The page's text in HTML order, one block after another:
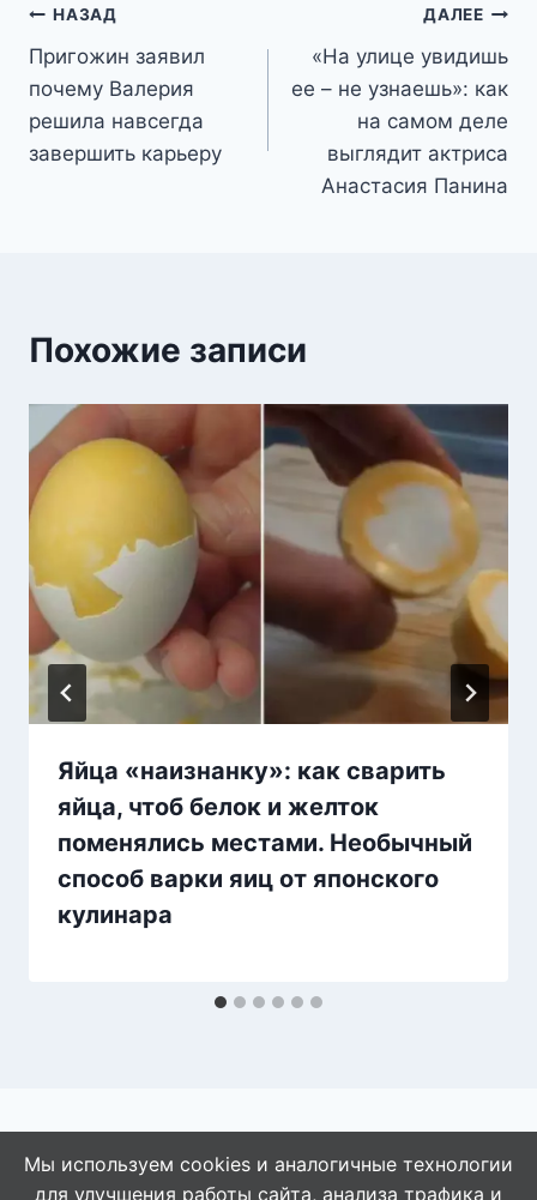
Навигация
по
записям
НАЗАД
Пригожин заявил
почему Валерия
решила навсегда
завершить карьеру
ДАЛЕЕ
«На улице увидишь
ее – не узнаешь»: как
на самом деле
выглядит актриса
Анастасия Панина
Похожие записи
Яйца «наизнанку»: как сварить
яйца, чтоб белок и желток
поменялись местами. Необычный
способ варки яиц от японского
кулинара
Мы используем cookies и аналогичные технологии
для улучшения работы сайта, анализа трафика и